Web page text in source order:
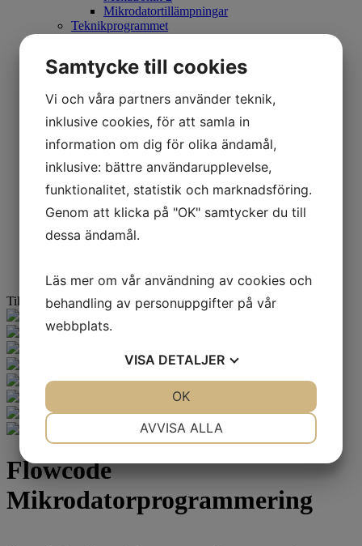
Mikrodatortillämpningar
Teknikprogrammet
Mekatronik 2
Programmering 1
Industriell IT
Fordonsprogrammet
Lastbilsmonterad hydraulik och pneumatik
Mobil hydraulik 1
Underhåll hydraulik och pneumatik
Industriprogrammet
Datorstyrd produktion
Industriautomation
Robotteknik
Underhåll Hydraulik
Tillbaka
Flowcode
Mikrodatorprogrammering
Samtycke till cookies
Vi och våra partners använder teknik,
inklusive cookies, för att samla in
information om dig för olika ändamål,
inklusive: bättre användarupplevelse,
funktionalitet, statistik och marknadsföring.
Genom att klicka på "OK" samtycker du till
dessa ändamål.
Läs mer om vår användning av cookies och
behandling av personuppgifter på vår
webbplats.
VISA DETALJER
MARKNADSFÖRING
AVVISA ALLA
OK